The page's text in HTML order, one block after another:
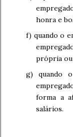
honra e
f) quando o
própria
g) quando
forma a
salários.